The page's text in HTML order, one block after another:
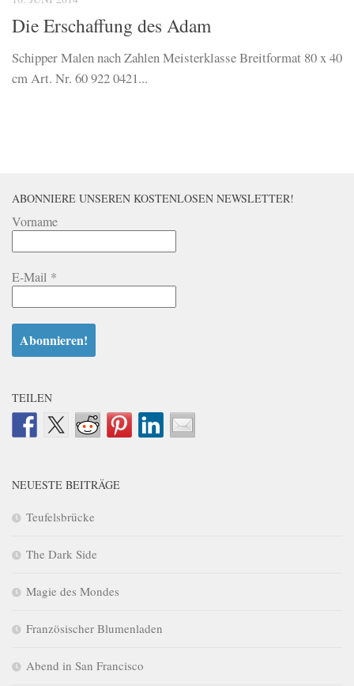
Die Erschaffung des Adam
Schipper Malen nach Zahlen Meisterklasse Breitformat 80 x 40
cm Art. Nr. 60 922 0421...
ABONNIERE UNSEREN KOSTENLOSEN NEWSLETTER!
Vorname
E-Mail *
TEILEN
NEUESTE BEITRÄGE
Teufelsbrücke
The Dark Side
Magie des Mondes
Französischer Blumenladen
Abend in San Francisco